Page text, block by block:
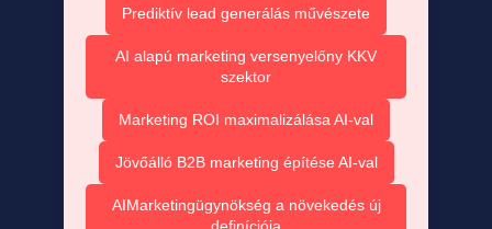
Prediktív lead generálás művészete
AI alapú marketing versenyelőny KKV
szektor
Marketing ROI maximalizálása AI-val
Jövőálló B2B marketing építése AI-val
AIMarketingügynökség a növekedés új
definíciója